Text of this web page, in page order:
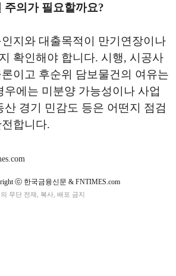
주의가 필요할까요?
지와 대출목적이 만기연장이나
확인해야 합니다. 시행, 시공사
이고 후순위 담보물건의 여유는
우에는 미분양 가능성이나 사업
산 경기 민감도 등은 어떤지 점검
합니다.
ⓒ 한국금융신문 & FNTIMES.com
무단 전재, 복사, 배포 금지